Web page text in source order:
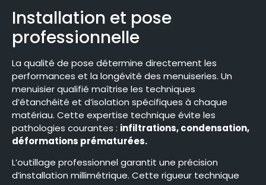
Installation et pose
professionnelle
La qualité de pose détermine directement les
performances et la longévité des menuiseries. Un
menuisier qualifié maîtrise les techniques
d’étanchéité et d’isolation spécifiques à chaque
matériau. Cette expertise technique évite les
pathologies courantes : infiltrations, condensation,
déformations prématurées.
L’outillage professionnel garantit une précision
d’installation millimétrique. Cette rigueur technique